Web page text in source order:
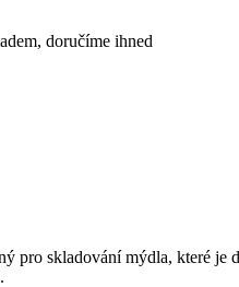
doručíme ihned
pro skladování mýdla, které